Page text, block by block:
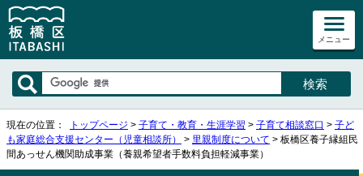
メニュー
現在の位置： トップページ > 子育て・教育・生涯学習 > 子育て相談窓口 > 子ど
も家庭総合支援センター（児童相談所）
> 里親制度について > 板橋区養子縁組民
間あっせん機関助成事業（養親希望者手数料負担軽減事業）